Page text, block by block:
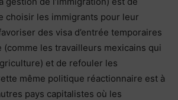
choisir les immigrants pour leur
des visa d’entrée temporaires
les travailleurs mexicains qui
et de refouler les
même politique réactionnaire est à
pays capitalistes où les